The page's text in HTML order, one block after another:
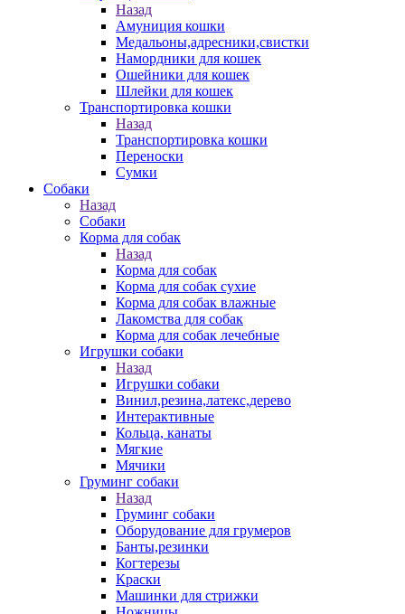
Назад
Амуниция кошки
Медальоны,адресники,свистки
Намордники для кошек
Ошейники для кошек
Шлейки для кошек
Транспортировка кошки
Назад
Транспортировка кошки
Переноски
Сумки
Собаки
Назад
Собаки
Корма для собак
Назад
Корма для собак
Корма для собак сухие
Корма для собак влажные
Лакомства для собак
Корма для собак лечебные
Игрушки собаки
Назад
Игрушки собаки
Винил,резина,латекс,дерево
Интерактивные
Кольца, канаты
Мягкие
Мячики
Груминг собаки
Назад
Груминг собаки
Оборудование для грумеров
Банты,резинки
Когтерезы
Краски
Машинки для стрижки